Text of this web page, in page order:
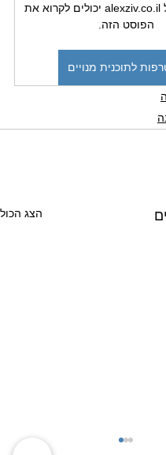
רק המנויים של alexziv.co.il יכולים לקרוא את
הפוסט הזה.
לתוכנית מנויים
הצג הכול